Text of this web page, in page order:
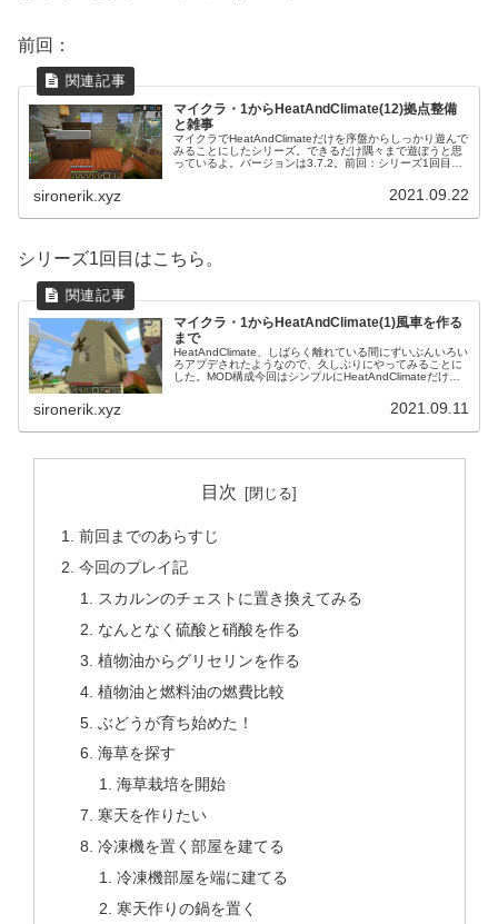
前回：
マイクラ・1からHeatAndClimate(12)拠点整備
と雑事
マイクラでHeatAndClimateだけを序盤からしっかり遊んで
みることにしたシリーズ。できるだけ隅々まで遊ぼうと思
っているよ。バージョンは3.7.2。前回：シリーズ1回目は
sironerik.xyz 2021.09.22
シリーズ1回目はこちら。
マイクラ・1からHeatAndClimate(1)風車を作る
まで
HeatAndClimate、しばらく離れている間にずいぶんいろい
ろアプデされたようなので、久しぶりにやってみることに
した。MOD構成今回はシンプルにHeatAndClimateだけを
sironerik.xyz 2021.09.11
目次
前回までのあらすじ
今回のプレイ記
スカルンのチェストに置き換えてみる
なんとなく硫酸と硝酸を作る
植物油からグリセリンを作る
植物油と燃料油の燃費比較
ぶどうが育ち始めた！
海草を探す
海草栽培を開始
寒天を作りたい
冷凍機を置く部屋を建てる
冷凍機部屋を端に建てる
寒天作りの鍋を置く